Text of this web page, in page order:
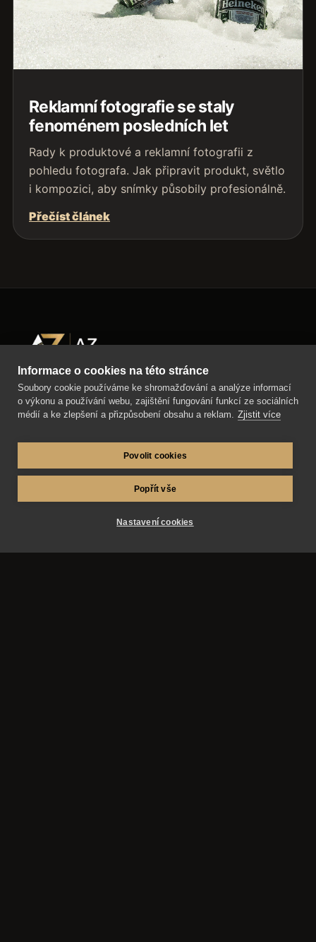
Reklamní fotografie se staly
fenoménem posledních let
Rady k produktové a reklamní fotografii z
pohledu fotografa. Jak připravit produkt, světlo
i kompozici, aby snímky působily profesionálně.
Přečíst článek
AZ-fotosluzby.eu – fotograf Matěj Škraňka a
fotograf Miroslav Kutík. Svatby, maturitní plesy a
Informace o cookies na této stránce
Soubory cookie používáme ke shromažďování a analýze informací
o výkonu a používání webu, zajištění fungování funkcí ze sociálních
médií a ke zlepšení a přizpůsobení obsahu a reklam. Zjistit více
Povolit cookies
Popřít vše
Nastavení cookies